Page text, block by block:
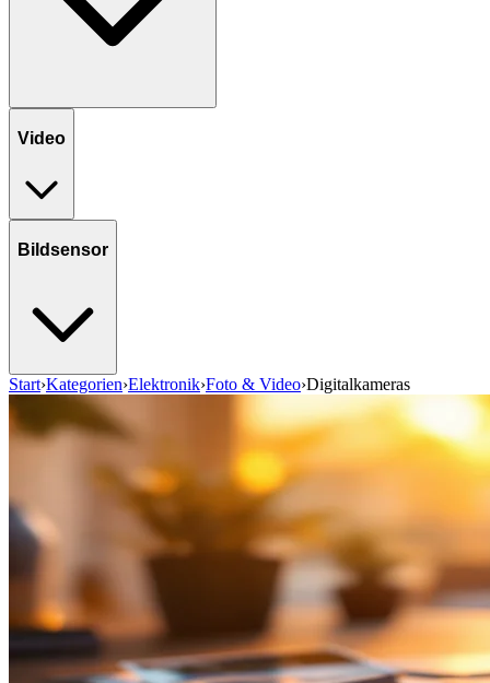
Video
Bildsensor
Start›Kategorien›Elektronik›Foto & Video›Digitalkameras